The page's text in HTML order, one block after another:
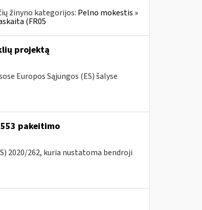
žinyno kategorijos: Pelno mokestis »
(FR05
projektą
Europos Sąjungos (ES) šalyse
pakeitimo
2020/262, kuria nustatoma bendroji